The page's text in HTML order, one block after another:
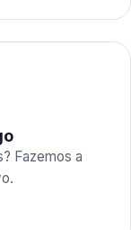
Fazemos a